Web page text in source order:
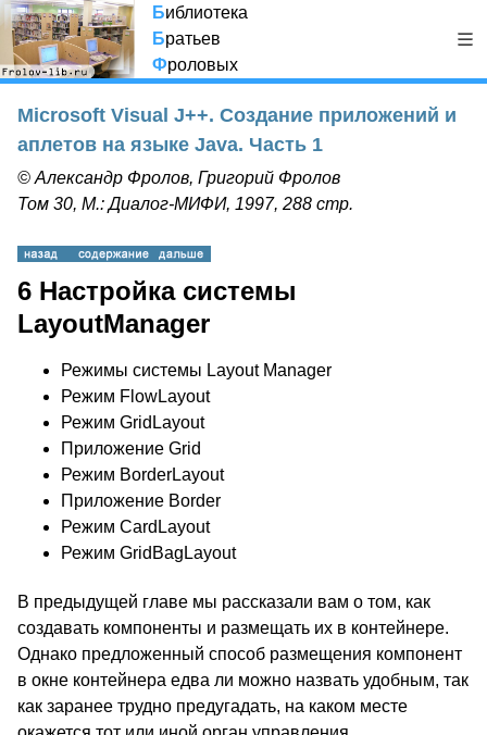
Библиотека
Братьев
Фроловых
Microsoft Visual J++. Создание приложений и
аплетов на языке Java. Часть 1
© Александр Фролов, Григорий Фролов
Том 30, М.: Диалог-МИФИ, 1997, 288 стр.
6 Настройка системы
LayoutManager
Режимы системы Layout Manager
Режим FlowLayout
Режим GridLayout
Приложение Grid
Режим BorderLayout
Приложение Border
Режим CardLayout
Режим GridBagLayout
В предыдущей главе мы рассказали вам о том, как
создавать компоненты и размещать их в контейнере.
Однако предложенный способ размещения компонент
в окне контейнера едва ли можно назвать удобным, так
как заранее трудно предугадать, на каком месте